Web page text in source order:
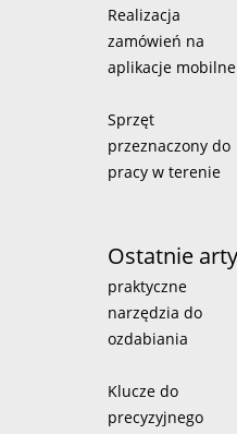
Realizacja
zamówień na
aplikacje mobilne
Sprzęt
przeznaczony do
pracy w terenie
Ostatnie
praktyczne
narzędzia do
ozdabiania
Klucze do
precyzyjnego